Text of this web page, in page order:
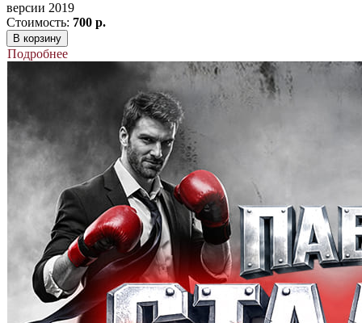
версии 2019
Стоимость: 700 р.
В корзину
Подробнее